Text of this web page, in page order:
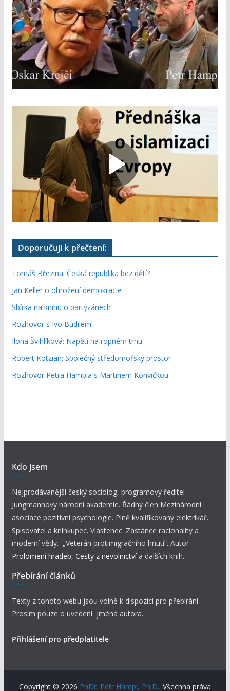
Doporučuji k přečtení:
Tomáš Březina: Česká republika bez dětí?
Jan Keller o ohrožení demokracie
Sbírka na knihu o partyzánech
Rozhovor s Ivo Budilem
Ilona Švihlíková: Napětí na ropném trhu
Robert Kotzian: Společný středomořský prostor
Rozhovor Petra Hampla s Martinem Konvičkou
Kdo jsem
Nejprodávanější český sociolog, programový ředitel
Jungmannovy národní akademie. Řádný člen Mezinárodní
asociace pozitivní psychologie. Plně kvalifikovaný elektrikář.
Spisovatel a knihkupec. Vlastenec. Zastánce racionality a
moderní vědy. „Veterán protimigračního hnutí“. Autor
Prolomení hradeb, Cesty z nevolnictví a dalších knih.
Přebírání článků
Texty z tohoto webu jsou volně k dispozici pro přebírání.
Prosím pouze o uvedení jména autora.
Přihlášení pro předplatitele
Copyright © 2026 PhDr. Petr Hampl, Ph.D.. Všechna práva